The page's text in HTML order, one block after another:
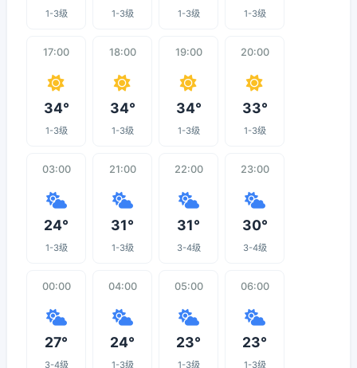
1-3级 1-3级 1-3级 1-3级
17:00
34°
1-3级
18:00
34°
1-3级
19:00
34°
1-3级
20:00
33°
1-3级
03:00
24°
1-3级
21:00
31°
1-3级
22:00
31°
3-4级
23:00
30°
3-4级
00:00
27°
3-4级
04:00
24°
1-3级
05:00
23°
1-3级
06:00
23°
1-3级